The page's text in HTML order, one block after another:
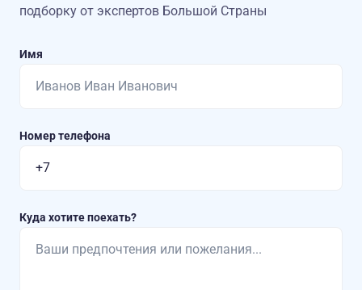
подборку от экспертов Большой Страны
Имя
Номер телефона
Куда хотите поехать?